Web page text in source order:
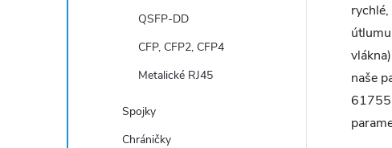
QSFP-DD
CFP, CFP2, CFP4
Metalické RJ45
Spojky
Chráničky
naše